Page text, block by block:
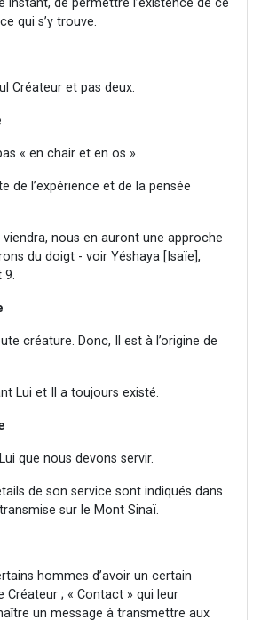
instant, de permettre l’existence de ce
qui s’y trouve.
Créateur et pas deux.
« en chair et en os ».
de l’expérience et de la pensée
viendra, nous en auront une approche
du doigt - voir Yéshaya [Isaïe],
9.
créature. Donc, Il est à l’origine de
Lui et Il a toujours existé.
que nous devons servir.
de son service sont indiqués dans
sur le Mont Sinaï.
hommes d’avoir un certain
Créateur ; « Contact » qui leur
un message à transmettre aux